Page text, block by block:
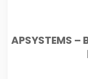
APSYSTEMS